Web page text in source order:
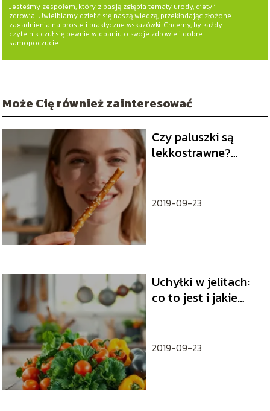
Jesteśmy zespołem, który z pasją zgłębia tematy urody, diety i
zdrowia. Uwielbiamy dzielić się naszą wiedzą, przekładając złożone
zagadnienia na proste i praktyczne wskazówki. Chcemy, by każdy
czytelnik czuł się pewnie w dbaniu o swoje zdrowie i dobre
samopoczucie.
Może Cię również zainteresować
Czy paluszki są
lekkostrawne?
2019-09-23
Uchyłki w jelitach:
co to jest i jakie
2019-09-23